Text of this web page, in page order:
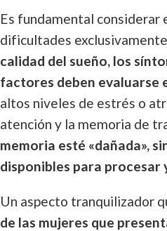
Es fundamental
dificultades
calidad del sueño, los
factores deben evaluarse
altos niveles de estrés o
atención y la memoria de
memoria esté «dañada»,
disponibles para
Un aspecto tranquilizador
de las mujeres que